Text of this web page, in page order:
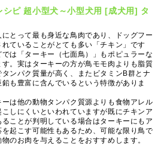
シピ 超小型犬～小型犬用 [成犬用] タ
とって最も身近な鳥肉であり、ドッグフー
れていることがとても多い「チキン」です
は「ターキー（七面鳥）」もポピュラーな
。実はターキーの方が鳥モモ肉よりも脂質
ンパク質量が高く、またビタミンB群とナ
も豊富に含んでいるという特徴がありま
ーは他の動物タンパク質源よりも食物アレル
こしにくいといわれていますが既にチキンア
ることが判明している場合はターキーにもア
を起こす可能性もあるため、可能な限り鳥で
のお肉を与えることをおすすめします。